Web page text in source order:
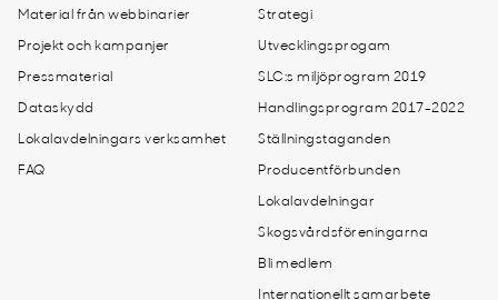
Material från webbinarier
Projekt och kampanjer
Pressmaterial
Dataskydd
Lokalavdelningars verksamhet
FAQ
Strategi
Utvecklingsprogam
SLC:s miljöprogram 2019
Handlingsprogram 2017-2022
Ställningstaganden
Producentförbunden
Lokalavdelningar
Skogsvårdsföreningarna
Bli medlem
Internationellt samarbete